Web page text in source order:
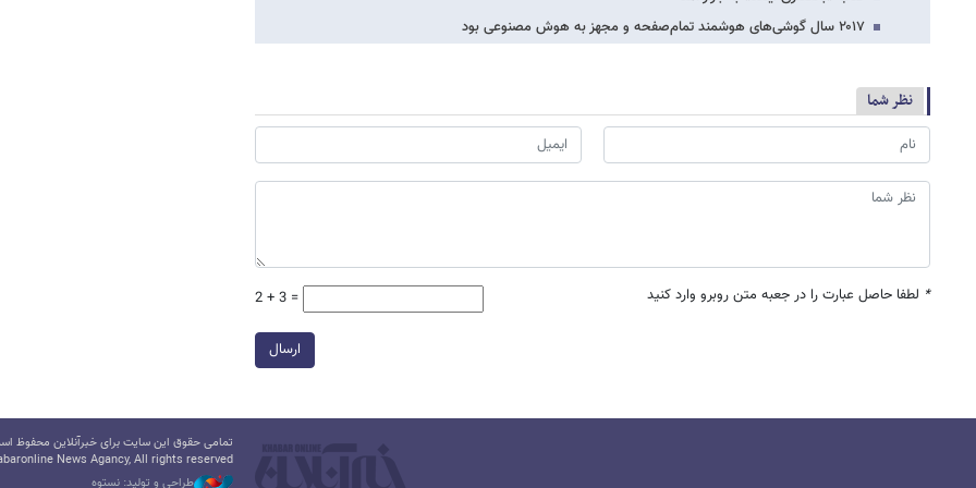
۲۰۱۷ سال گوشی‌های هوشمند تمام‌صفحه و مجهز به هوش مصنوعی بود
نظر شما
* لطفا حاصل عبارت را در جعبه متن روبرو وارد کنید 2 + 3 =
ارسال
تمامی حقوق این سایت برای خبرآنلاین محفوظ
News Agancy, All rights reserved
طراحی و تولید: نستوه